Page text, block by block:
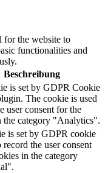
for the website to
functionalities and
Beschreibung
is set by GDPR Cookie
The cookie is used
user consent for the
the category "Analytics".
is set by GDPR cookie
record the user consent
in the category